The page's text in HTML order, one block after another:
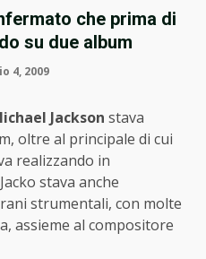
che prima di
su due album
4, 2009
Jackson stava
oltre al principale di cui
realizzando in
stava anche
strumentali, con molte
assieme al compositore